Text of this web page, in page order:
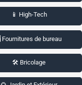
📱 High-Tech
Fournitures de bureau
🛠️ Bricolage